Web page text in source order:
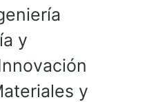
y
y